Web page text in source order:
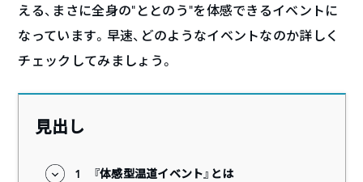
える、まさに全身の”ととのう”を体感できるイベントに
なっています。早速、どのようなイベントなのか詳しく
チェックしてみましょう。
見出し
1 『体感型温道イベント』とは